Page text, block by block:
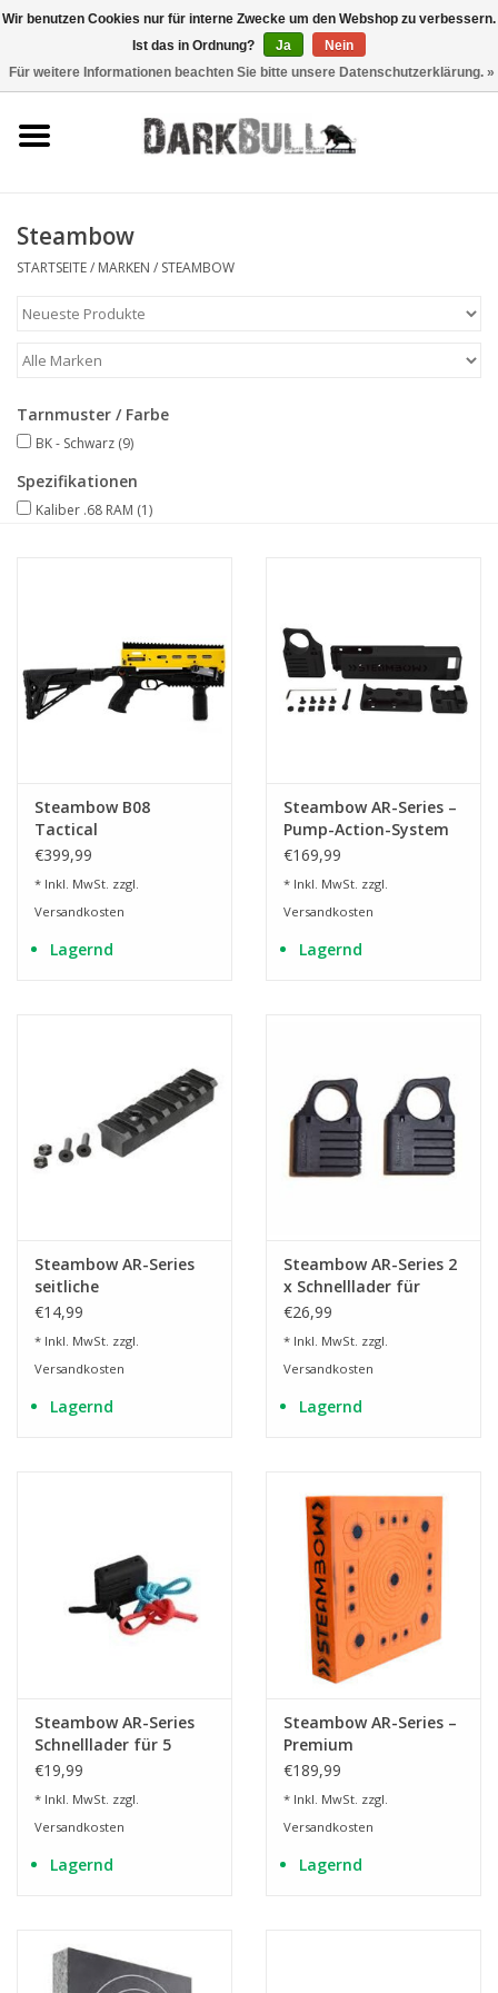
Schiesstraining
taktische Ausrüstung
Optiken & Laser
Marken
Steambow
STARTSEITE/ MARKEN / STEAMBOW
Tarnmuster / Farbe
BK - Schwarz (9)
Spezifikationen
Kaliber .68 RAM (1)
Steambow B08
Tactical
Kugelarmbrust -
€399,99
* Inkl. MwSt. zzgl.
Versandkosten
Lagernd
Steambow AR-Series –
Pump-Action-System
€169,99
* Inkl. MwSt. zzgl.
Versandkosten
Lagernd
Steambow AR-Series
seitliche
Picatinnyschiene
€14,99
* Inkl. MwSt. zzgl.
Versandkosten
Lagernd
Steambow AR-Series 2
x Schnelllader für
jeweils 5 Pfeile
€26,99
* Inkl. MwSt. zzgl.
Versandkosten
Lagernd
Steambow AR-Series
Schnelllader für 5
Pfeile
€19,99
* Inkl. MwSt. zzgl.
Versandkosten
Lagernd
Steambow AR-Series –
Premium
Pfeilfangmatte
€189,99
* Inkl. MwSt. zzgl.
Versandkosten
Lagernd
Wir benutzen Cookies nur für interne Zwecke um den Webshop zu verbessern.
Ist das in Ordnung?
Ja
Nein
Für weitere Informationen beachten Sie bitte unsere Datenschutzerklärung. »